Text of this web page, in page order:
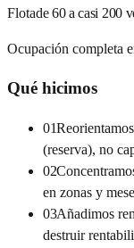
Flotade 60 a casi 200
Ocupación completa
Qué hicimos
01
(reserva), no
02
en zonas y
03Añadimos
destruir